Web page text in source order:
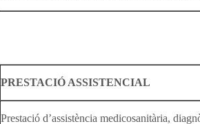
PRESTACIÓ ASSISTENCIAL
Prestació d’assistència medicosanitària,